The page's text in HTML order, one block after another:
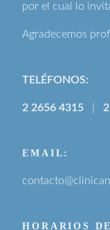
por el cual lo
Agradecemos
TELÉFONOS:
2 2656 4315
EMAIL:
HORARIOS